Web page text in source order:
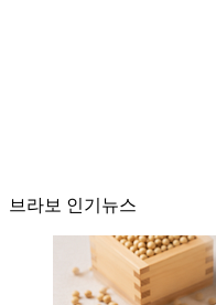
브라보 인기뉴스